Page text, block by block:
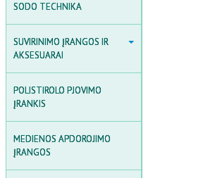
SODO TECHNIKA
SUVIRINIMO ĮRANGOS IR
AKSESUARAI
POLISTIROLO PJOVIMO
ĮRANKIS
MEDIENOS APDOROJIMO
ĮRANGOS